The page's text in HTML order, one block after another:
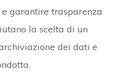
garantire trasparenza
la scelta di un
dei dati e